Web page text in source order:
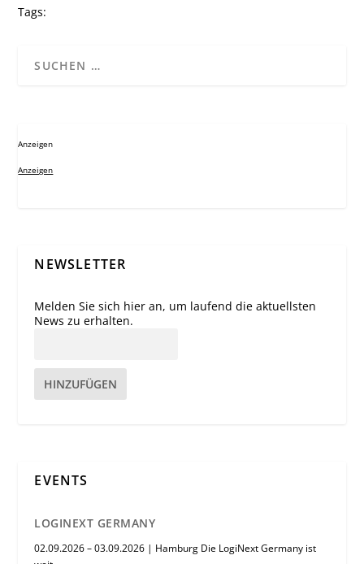
Tags:
Anzeigen
Anzeigen
NEWSLETTER
Melden Sie sich hier an, um laufend die aktuellsten
News zu erhalten.
HINZUFÜGEN
EVENTS
LOGINEXT GERMANY
02.09.2026 – 03.09.2026 | Hamburg Die LogiNext Germany ist